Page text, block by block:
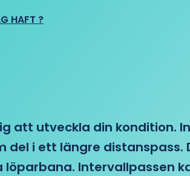
HAFT ?
att utveckla din kondition.
i ett längre distanspass.
Intervallpassen